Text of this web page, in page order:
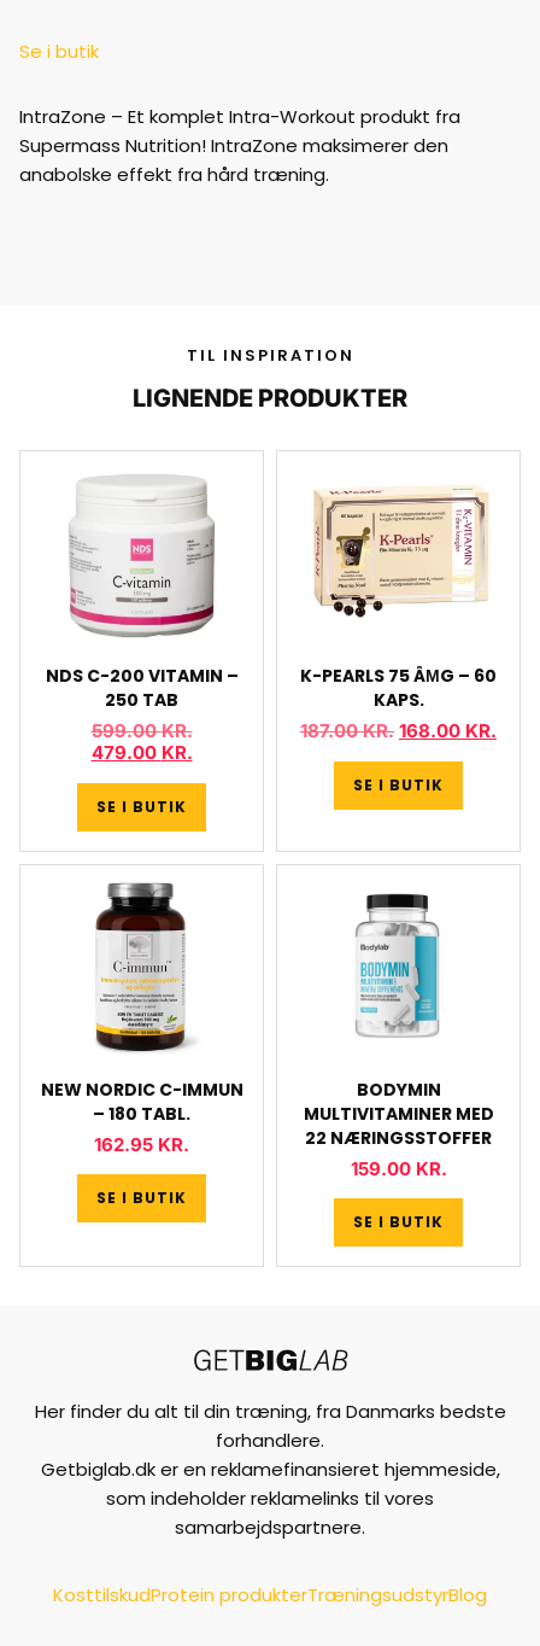
Se i butik
IntraZone – Et komplet Intra-Workout produkt fra
Supermass Nutrition! IntraZone maksimerer den
anabolske effekt fra hård træning.
TIL INSPIRATION
LIGNENDE PRODUKTER
NDS C-200 VITAMIN –
250 TAB
599.00KR.
479.00 KR.
SE I BUTIK
K-PEARLS 75 ÂΜG – 60
KAPS.
187.00KR. 168.00 KR.
SE I BUTIK
NEW NORDIC C-IMMUN
– 180 TABL.
162.95 KR.
SE I BUTIK
BODYMIN
MULTIVITAMINER MED
22 NÆRINGSSTOFFER
159.00 KR.
SE I BUTIK
Her finder du alt til din træning, fra Danmarks bedste
forhandlere.
Getbiglab.dk er en reklamefinansieret hjemmeside,
som indeholder reklamelinks til vores
samarbejdspartnere.
KosttilskudProtein produkterTræningsudstyrBlog